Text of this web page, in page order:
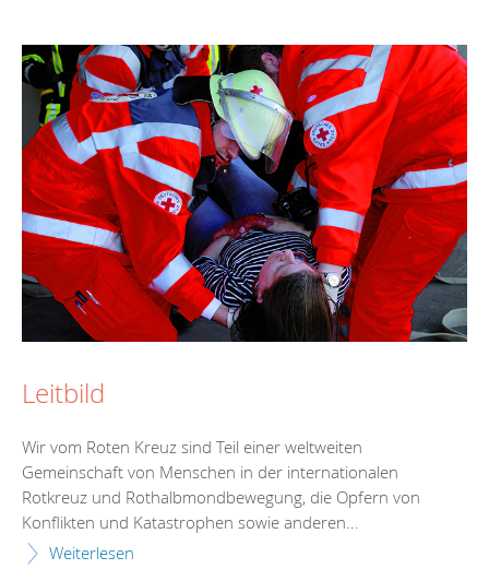
Leitbild
Wir vom Roten Kreuz sind Teil einer weltweiten
Gemeinschaft von Menschen in der internationalen
Rotkreuz und Rothalbmondbewegung, die Opfern von
Konflikten und Katastrophen sowie anderen...
Weiterlesen